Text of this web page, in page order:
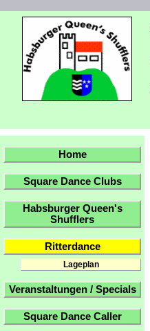
Home
Square Dance Clubs
Habsburger Queen's
Shufflers
Ritterdance
Lageplan
Veranstaltungen / Specials
Square Dance Caller